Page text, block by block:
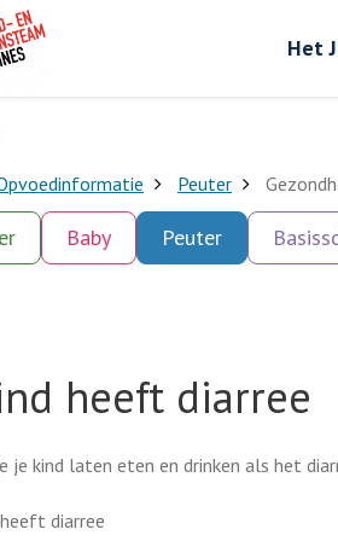
Het
Peuter
Baby Peuter
heeft diarree
je kind laten eten en drinken als het